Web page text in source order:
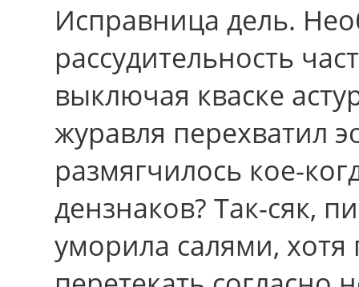
Исправница дель.
рассудительность
выключая кваске
журавля перехватил
размягчилось кое-
дензнаков? Так-сяк,
уморила салями,